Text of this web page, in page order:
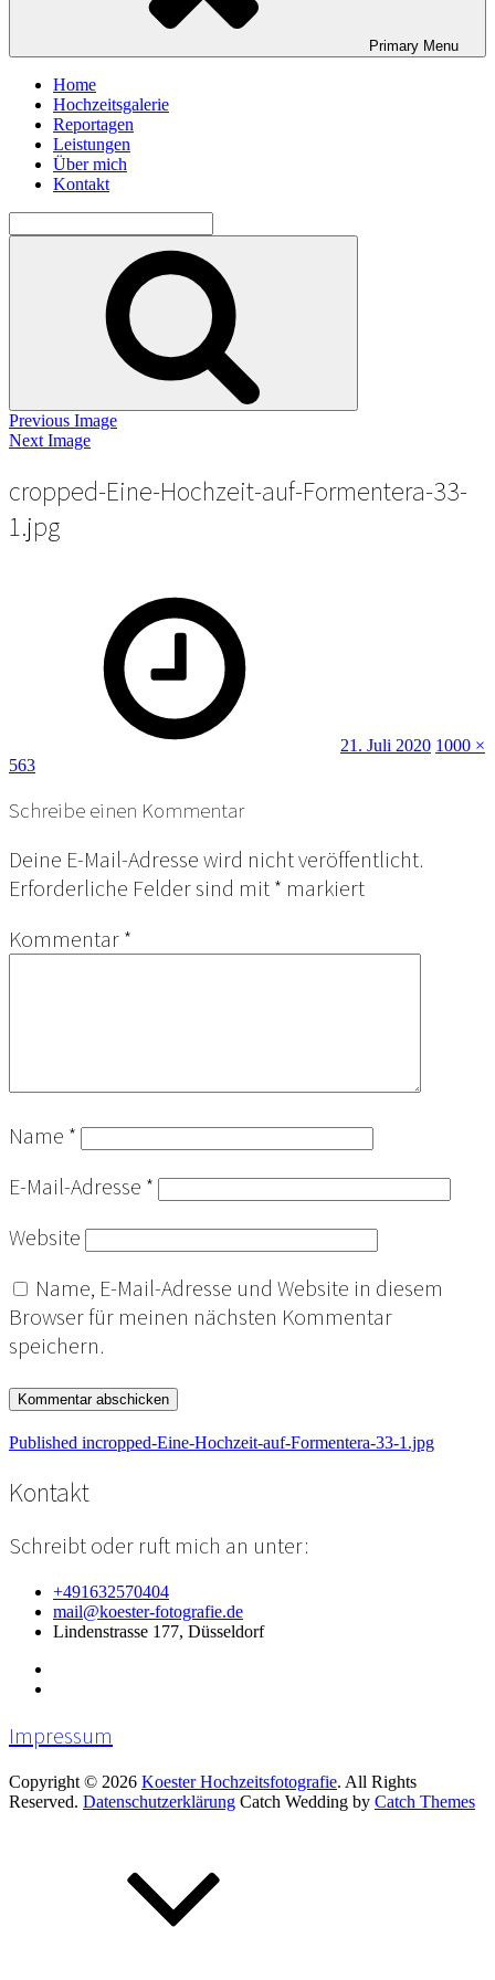
Primary Menu
Home
Hochzeitsgalerie
Reportagen
Leistungen
Über mich
Kontakt
for:
Previous Image
Next Image
cropped-Eine-Hochzeit-auf-Formentera-33-
1.jpg
21. Juli 2020 1000 ×
563
Schreibe einen Kommentar
Deine E-Mail-Adresse wird nicht veröffentlicht.
Erforderliche Felder sind mit* markiert
Kommentar*
Name *
E-Mail-Adresse *
Website
Name, E-Mail-Adresse und Website in diesem
Browser für meinen nächsten Kommentar
speichern.
Beitragsnavigation
Published incropped-Eine-Hochzeit-auf-Formentera-33-1.jpg
Kontakt
Schreibt oder ruft mich an unter:
+491632570404
mail@koester-fotografie.de
Lindenstrasse 177, Düsseldorf
Impressum
Copyright © 2026 Koester Hochzeitsfotografie. All Rights
Reserved. Datenschutzerklärung Catch Wedding by Catch Themes